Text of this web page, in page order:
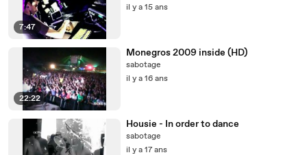
7:47
il y a 15 ans
22:22
Monegros 2009 inside (HD)
sabotage
il y a 16 ans
Housie - In order to dance
sabotage
il y a 17 ans